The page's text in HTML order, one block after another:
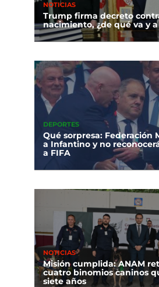
NOTICIAS
Trump firma decreto
nacimiento, ¿de qué va y
DEPORTES
Qué sorpresa: Federación
a Infantino y no
a FIFA
NOTICIAS
Misión cumplida: ANAM
cuatro binomios caninos
siete años